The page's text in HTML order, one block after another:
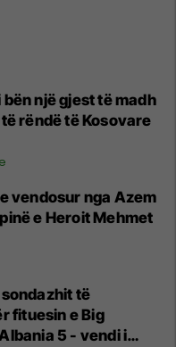
bën një gjest të madh
rëndë të Kosovare
vendosur nga Azem
e Heroit Mehmet
të
fituesin e Big
5 - vendi i